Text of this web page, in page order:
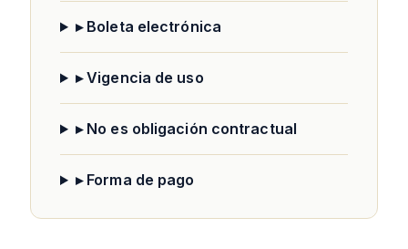
▸ Boleta electrónica
▸ Vigencia de uso
▸ No es obligación contractual
▸ Forma de pago